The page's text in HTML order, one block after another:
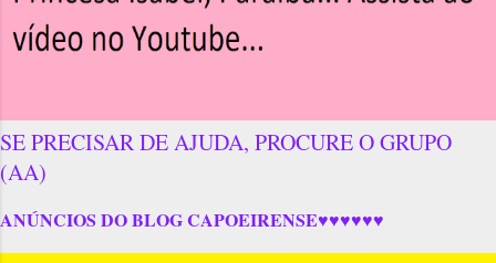
SE PRECISAR DE AJUDA, PROCURE O GRUPO
(AA)
ANÚNCIOS DO BLOG CAPOEIRENSE♥♥♥♥♥♥